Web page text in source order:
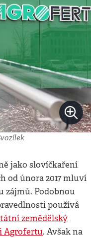
jako slovíčkaření
od února 2017 mluví
zájmů. Podobnou
používá
zemědělský
Agrofertu. Avšak na